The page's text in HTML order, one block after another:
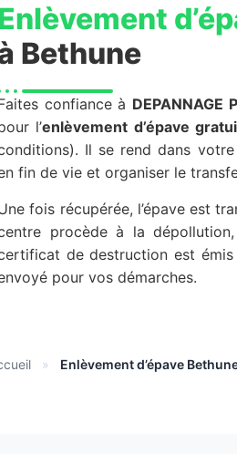
Bethune
confiance à DEPANNAGE
l’enlèvement d’épave
Il se rend dans
fin de vie et organiser le
fois récupérée, l’épave est
procède à la
de destruction est
pour vos démarches.
» Enlèvement d’épave